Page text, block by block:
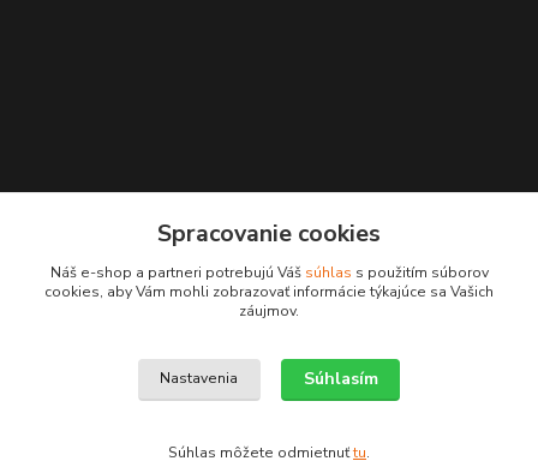
leksunsro@gmail.com
Upravit sběr cookies.
Spracovanie cookies
Náš e-shop a partneri potrebujú Váš súhlas s použitím súborov
cookies, aby Vám mohli zobrazovať informácie týkajúce sa Vašich
záujmov.
Nastavenia Súhlasím
Súhlas môžete odmietnuťtu.